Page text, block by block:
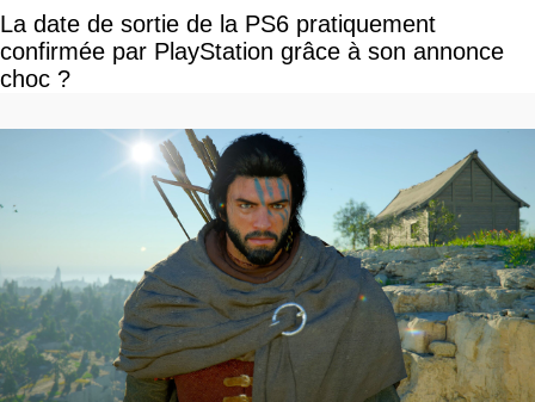
La date de sortie de la PS6 pratiquement
confirmée par PlayStation grâce à son annonce
choc ?